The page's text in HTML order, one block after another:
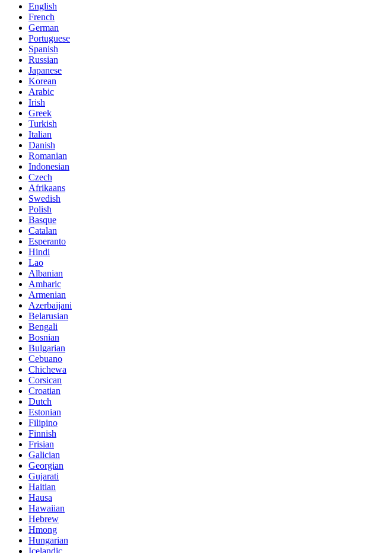
English
French
German
Portuguese
Spanish
Russian
Japanese
Korean
Arabic
Irish
Greek
Turkish
Italian
Danish
Romanian
Indonesian
Czech
Afrikaans
Swedish
Polish
Basque
Catalan
Esperanto
Hindi
Lao
Albanian
Amharic
Armenian
Azerbaijani
Belarusian
Bengali
Bosnian
Bulgarian
Cebuano
Chichewa
Corsican
Croatian
Dutch
Estonian
Filipino
Finnish
Frisian
Galician
Georgian
Gujarati
Haitian
Hausa
Hawaiian
Hebrew
Hmong
Hungarian
Icelandic